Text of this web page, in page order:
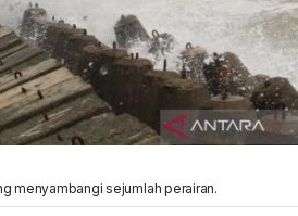
menyambangi sejumlah perairan.